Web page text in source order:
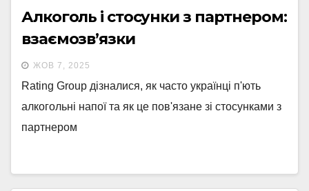
Алкоголь і стосунки з партнером:
взаємозв’язки
ЖОВ 7, 2025
Rating Group дізналися, як часто українці п'ють
алкогольні напої та як це пов'язане зі стосунками з
партнером